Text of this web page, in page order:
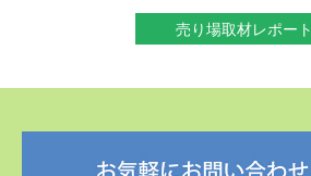
売り場取材レポート